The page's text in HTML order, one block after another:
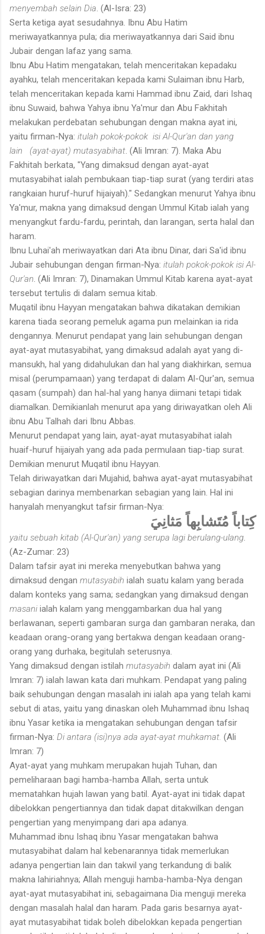
menyembah selain Dia . (Al-Isra: 23)
Serta ketiga ayat sesudahnya. Ibnu Abu Hatim
meriwayatkannya pula; dia meriwayatkannya dari Said ibnu
Jubair dengan lafaz yang sama.
Ibnu Abu Hatim mengatakan, telah menceritakan kepadaku
ayahku, telah menceritakan kepada kami Sulaiman ibnu Harb,
telah menceritakan kepada kami Hammad ibnu Zaid, dari Ishaq
ibnu Suwaid, bahwa Yahya ibnu Ya'mur dan Abu Fakhitah
melakukan perdebatan sehubungan dengan makna ayat ini,
yaitu firman-Nya: itulah pokok-pokok isi Al-Qur'an dan yang
lain (ayat-ayat) mutasyabihat . (Ali Imran: 7). Maka Abu
Fakhitah berkata, "Yang dimaksud dengan ayat-ayat
mutasyabihat ialah pembukaan tiap-tiap surat (yang terdiri atas
rangkaian huruf-huruf hijaiyah)." Sedangkan menurut Yahya ibnu
Ya'mur, makna yang dimaksud dengan Ummul Kitab ialah yang
menyangkut fardu-fardu, perintah, dan larangan, serta halal dan
haram.
Ibnu Luhai'ah meriwayatkan dari Ata ibnu Dinar, dari Sa'id ibnu
Jubair sehubungan dengan firman-Nya: itulah pokok-pokok isi Al-
Qur'an . (Ali Imran: 7), Dinamakan Ummul Kitab karena ayat-ayat
tersebut tertulis di dalam semua kitab.
Muqatil ibnu Hayyan mengatakan bahwa dikatakan demikian
karena tiada seorang pemeluk agama pun melainkan ia rida
dengannya. Menurut pendapat yang lain sehubungan dengan
ayat-ayat mutasyabihat, yang dimaksud adalah ayat yang di-
mansukh, hal yang didahulukan dan hal yang diakhirkan, semua
misal (perumpamaan) yang terdapat di dalam Al-Qur'an, semua
qasam (sumpah) dan hal-hal yang hanya diimani tetapi tidak
diamalkan. Demikianlah menurut apa yang diriwayatkan oleh Ali
ibnu Abu Talhah dari Ibnu Abbas.
Menurut pendapat yang lain, ayat-ayat mutasyabihat ialah
huaif-huruf hijaiyah yang ada pada permulaan tiap-tiap surat.
Demikian menurut Muqatil ibnu Hayyan.
Telah diriwayatkan dari Mujahid, bahwa ayat-ayat mutasyabihat
sebagian darinya membenarkan sebagian yang lain. Hal ini
hanyalah menyangkut tafsir firman-Nya:
كِتاباً مُتَشابِهاً مَثانِيَ
yaitu sebuah kitab (Al-Qur'an) yang serupa lagi berulang-ulang
(Az-Zumar: 23)
Dalam tafsir ayat ini mereka menyebutkan bahwa yang
dimaksud dengan mutasyabih ialah suatu kalam yang berada
dalam konteks yang sama; sedangkan yang dimaksud dengan
masani ialah kalam yang menggambarkan dua hal yang
berlawanan, seperti gambaran surga dan gambaran neraka, dan
keadaan orang-orang yang bertakwa dengan keadaan orang-
orang yang durhaka, begitulah seterusnya.
Yang dimaksud dengan istilah mutasyabih dalam ayat ini (Ali
Imran: 7) ialah lawan kata dari muhkam. Pendapat yang paling
baik sehubungan dengan masalah ini ialah apa yang telah kami
sebut di atas, yaitu yang dinaskan oleh Muhammad ibnu Ishaq
ibnu Yasar ketika ia mengatakan sehubungan dengan tafsir
firman-Nya: Di antara (isi)nya ada ayat-ayat muhkamat. (Ali
Imran: 7)
Ayat-ayat yang muhkam merupakan hujah Tuhan, dan
pemeliharaan bagi hamba-hamba Allah, serta untuk
mematahkan hujah lawan yang batil. Ayat-ayat ini tidak dapat
dibelokkan pengertiannya dan tidak dapat ditakwilkan dengan
pengertian yang menyimpang dari apa adanya.
Muhammad ibnu Ishaq ibnu Yasar mengatakan bahwa
mutasyabihat dalam hal kebenarannya tidak memerlukan
adanya pengertian lain dan takwil yang terkandung di balik
makna lahiriahnya; Allah menguji hamba-hamba-Nya dengan
ayat-ayat mutasyabihat ini, sebagaimana Dia menguji mereka
dengan masalah halal dan haram. Pada garis besarnya ayat-
ayat mutasyabihat tidak boleh dibelokkan kepada pengertian